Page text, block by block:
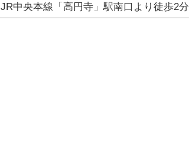
JR中央本線「高円寺」駅南口より徒歩2分